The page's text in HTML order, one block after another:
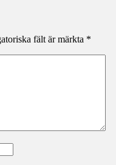
fält är märkta *